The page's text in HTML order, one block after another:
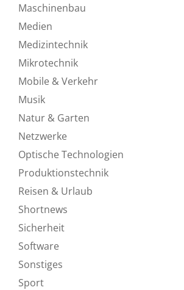
Maschinenbau
Medien
Medizintechnik
Mikrotechnik
Mobile & Verkehr
Musik
Natur & Garten
Netzwerke
Optische Technologien
Produktionstechnik
Reisen & Urlaub
Shortnews
Sicherheit
Software
Sonstiges
Sport